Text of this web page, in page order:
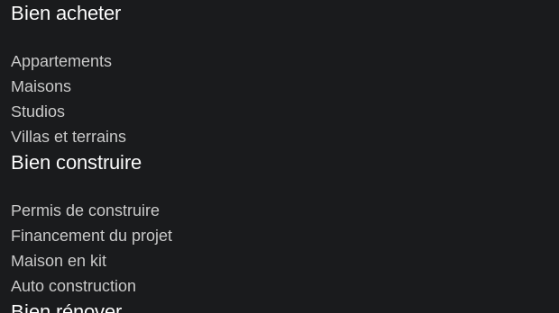
Bien acheter
Appartements
Maisons
Studios
Villas et terrains
Bien construire
Permis de construire
Financement du projet
Maison en kit
Auto construction